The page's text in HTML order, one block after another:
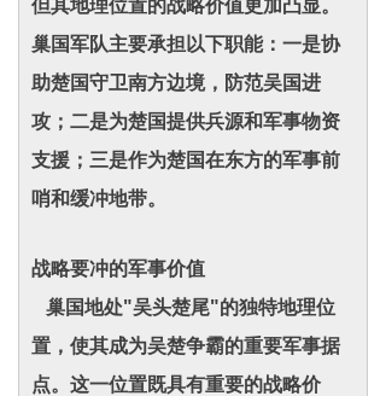
巢国军队主要承担以下职能：一是协
助楚国守卫南方边境，防范吴国进
攻；二是为楚国提供兵源和军事物资
支援；三是作为楚国在东方的军事前
哨和缓冲地带。
战略要冲的军事价值
巢国地处"吴头楚尾"的独特地理位
置，使其成为吴楚争霸的重要军事据
点。这一位置既具有重要的战略价